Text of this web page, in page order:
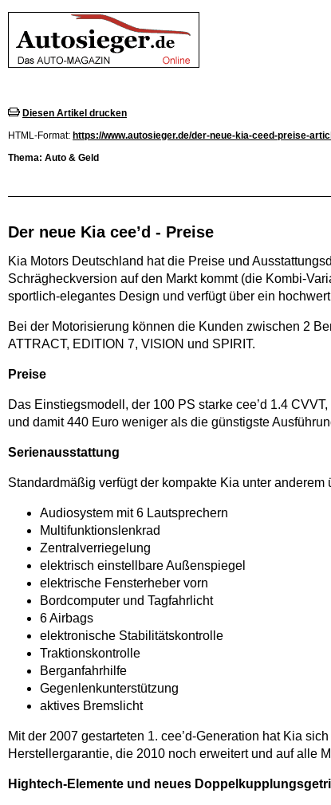
Diesen Artikel drucken
HTML-Format: https://www.autosieger.de/der-neue-kia-ceed-preise-
Thema: Auto & Geld
Der neue Kia cee’d - Preise
Kia Motors Deutschland hat die Preise und
Schrägheckversion auf den Markt kommt (die Kombi-
sportlich-elegantes Design und verfügt über ein
Bei der Motorisierung können die Kunden zwischen 2
ATTRACT, EDITION 7, VISION und SPIRIT.
Preise
Das Einstiegsmodell, der 100 PS starke cee’d 1.4
und damit 440 Euro weniger als die günstigste
Serienausstattung
Standardmäßig verfügt der kompakte Kia unter anderem
Audiosystem mit 6 Lautsprechern
Multifunktionslenkrad
Zentralverriegelung
elektrisch einstellbare Außenspiegel
elektrische Fensterheber vorn
Bordcomputer und Tagfahrlicht
6 Airbags
elektronische Stabilitätskontrolle
Traktionskontrolle
Berganfahrhilfe
Gegenlenkunterstützung
aktives Bremslicht
Mit der 2007 gestarteten 1. cee’d-Generation hat Kia
Herstellergarantie, die 2010 noch erweitert und auf alle
Hightech-Elemente und neues